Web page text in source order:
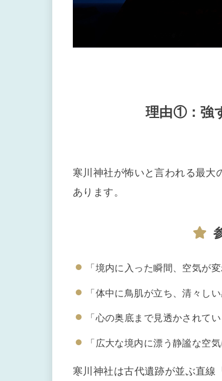
理由①：強
寒川神社が怖いと言われる最大
あります。
「境内に入った瞬間、空気が変
「体中に鳥肌が立ち、清々し
「心の奥底まで見透かされて
「広大な境内に漂う静謐な空
寒川神社は古代遺跡が並ぶ直線